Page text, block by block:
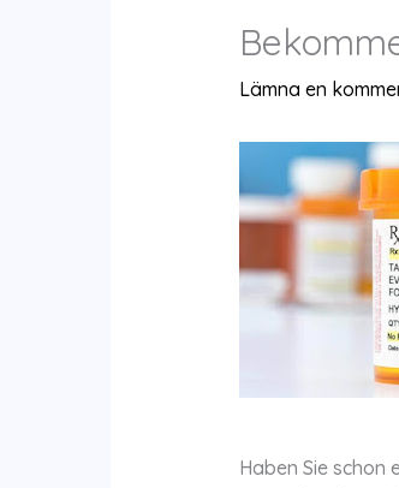
Lämna en
Haben Sie schon